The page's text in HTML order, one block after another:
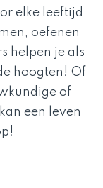
elke leeftijd
oefenen
helpen je als
hoogten! Of
of
een leven